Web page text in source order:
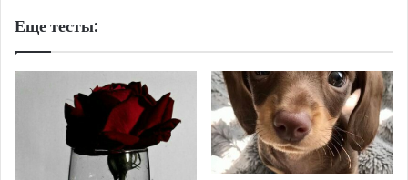
Еще тесты: